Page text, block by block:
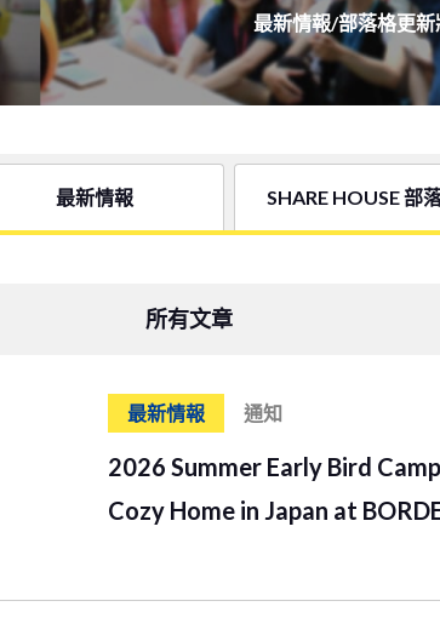
最新情報/部落格更新
最新情報 SHARE HOUSE 部
所有文章
最新情報 通知
2026 Summer Early Bird
Cozy Home in Japan at